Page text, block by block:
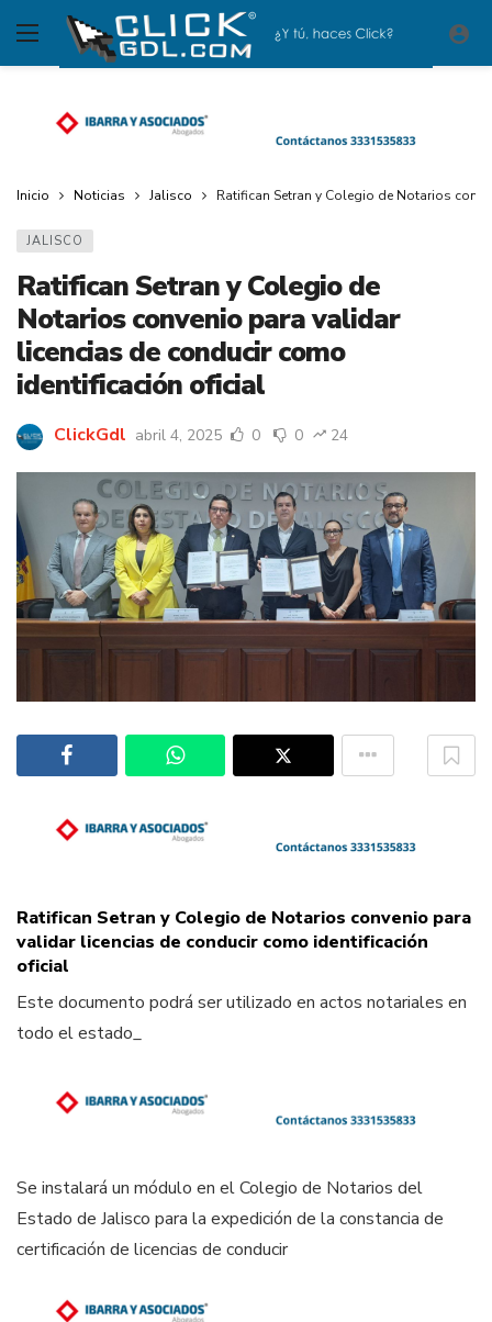
Inicio Noticias Jalisco Ratifican Setran y Colegio de Notarios
JALISCO
Ratifican Setran y Colegio de
Notarios convenio para validar
licencias de conducir como
identificación oficial
ClickGdl abril 4, 2025 0 0 24
Ratifican Setran y Colegio de Notarios convenio para
validar licencias de conducir como identificación
oficial
Este documento podrá ser utilizado en actos notariales en
todo el estado_
Se instalará un módulo en el Colegio de Notarios del
Estado de Jalisco para la expedición de la constancia de
certificación de licencias de conducir